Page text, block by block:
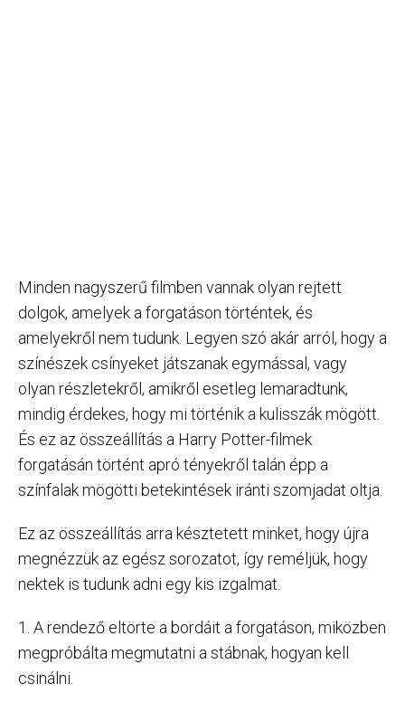
Minden nagyszerű filmben vannak olyan rejtett
dolgok, amelyek a forgatáson történtek, és
amelyekről nem tudunk. Legyen szó akár arról, hogy a
színészek csínyeket játszanak egymással, vagy
olyan részletekről, amikről esetleg lemaradtunk,
mindig érdekes, hogy mi történik a kulisszák mögött.
És ez az összeállítás a Harry Potter-filmek
forgatásán történt apró tényekről talán épp a
színfalak mögötti betekintések iránti szomjadat oltja.
Ez az összeállítás arra késztetett minket, hogy újra
megnézzük az egész sorozatot, így reméljük, hogy
nektek is tudunk adni egy kis izgalmat.
1. A rendező eltörte a bordáit a forgatáson, miközben
megpróbálta megmutatni a stábnak, hogyan kell
csinálni.